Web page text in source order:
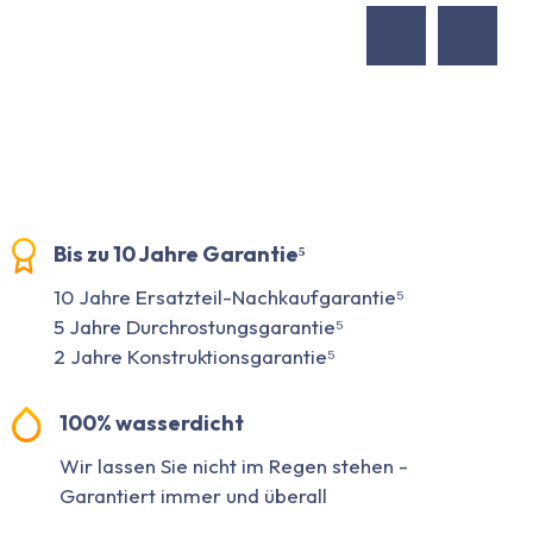
Bis zu 10 Jahre Garantie⁵
10 Jahre Ersatzteil-Nachkaufgarantie⁵
5 Jahre Durchrostungsgarantie⁵
2 Jahre Konstruktionsgarantie⁵
100% wasserdicht
Wir lassen Sie nicht im Regen stehen -
Garantiert immer und überall